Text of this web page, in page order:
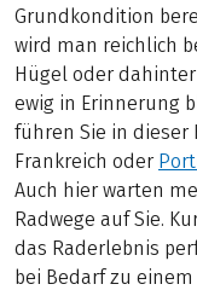
Grundkondition
wird man reichlich
Hügel oder
ewig in Erinnerung
führen Sie in dieser
Frankreich oder
Auch hier warten
Radwege auf Sie.
das Raderlebnis
bei Bedarf zu